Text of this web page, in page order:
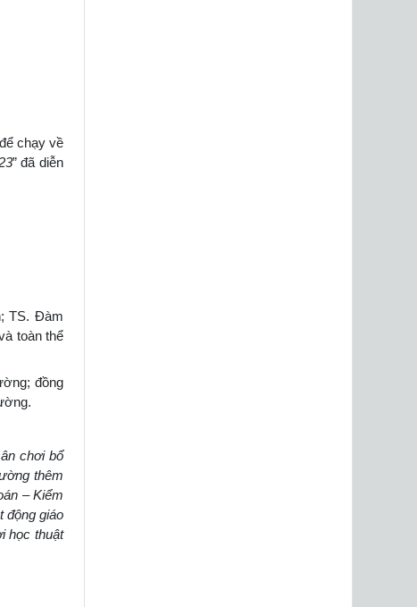
chạy về
” đã diễn
TS. Đàm
toàn thể
đồng
chơi bổ
thêm
– Kiểm
động giáo
học thuật